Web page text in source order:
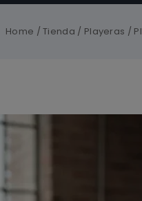
Home / Tienda / Playeras /